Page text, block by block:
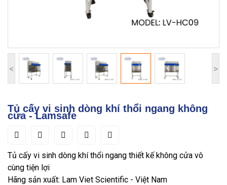
< >
Tủ cấy vi sinh dòng khí thổi ngang không
cửa - Lamsafe
Tủ cấy vi sinh dòng khí thổi ngang thiết kế không cửa vô
cùng tiện lợi
Hãng sản xuất: Lam Viet Scientific - Việt Nam